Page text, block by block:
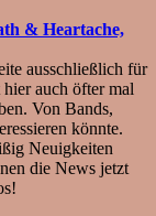
& Heartache,
ausschließlich für
auch öfter mal
Von Bands,
könnte.
Neuigkeiten
die News jetzt